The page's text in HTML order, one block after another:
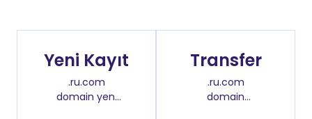
Yeni Kayıt
.ru.com
domain yeni
Transfer
.ru.com
domain